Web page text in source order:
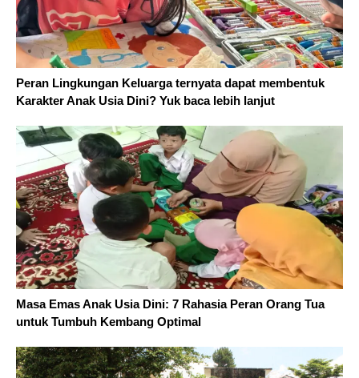
Peran Lingkungan Keluarga ternyata dapat membentuk
Karakter Anak Usia Dini? Yuk baca lebih lanjut
Masa Emas Anak Usia Dini: 7 Rahasia Peran Orang Tua
untuk Tumbuh Kembang Optimal